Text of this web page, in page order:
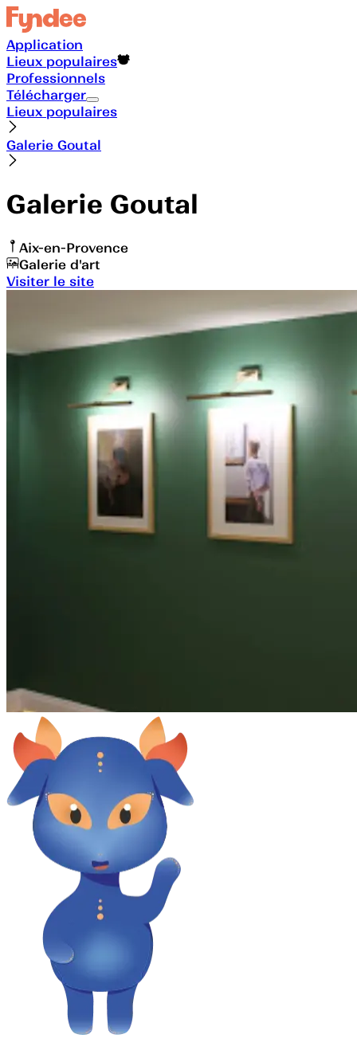
Application
Lieux populaires
Professionnels
Télécharger
Lieux populaires
Galerie Goutal
Galerie Goutal
Aix-en-Provence
Galerie d'art
Visiter le site